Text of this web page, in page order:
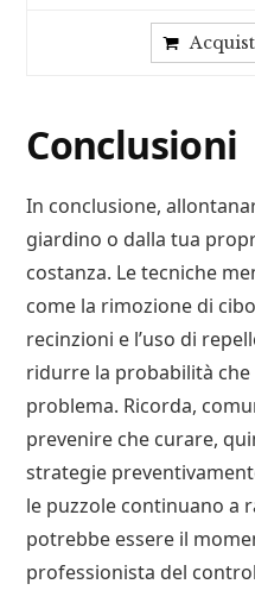
Conclusioni
In conclusione,
giardino o dalla tua
costanza. Le tecniche
come la rimozione di
recinzioni e l’uso di
ridurre la probabilità
problema. Ricorda,
prevenire che curare,
strategie
le puzzole continuano a
potrebbe essere il
professionista del